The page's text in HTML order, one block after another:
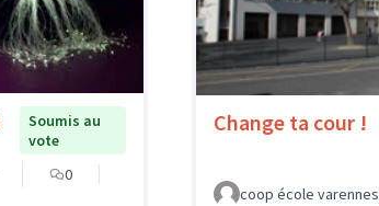
Soumis au
vote
0
Change ta cour !
coop école varennes